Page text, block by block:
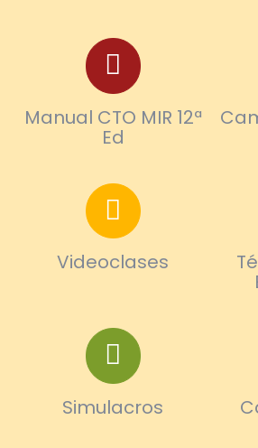
Manual CTO MIR 12ª
Ed
Videoclases
Simulacros